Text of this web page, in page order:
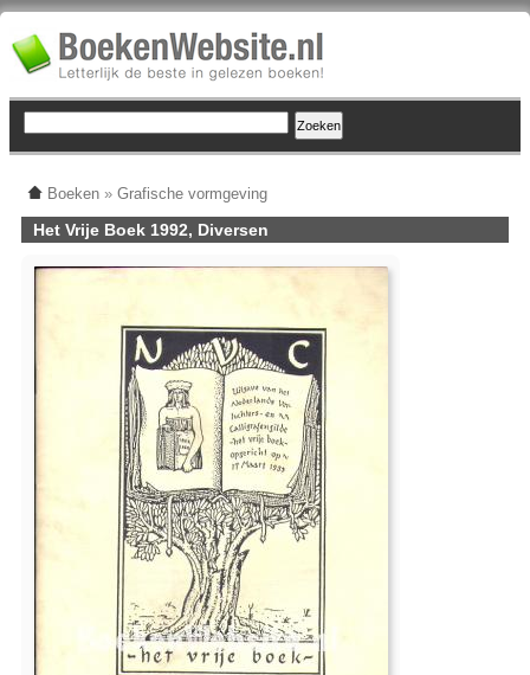
Boeken » Grafische vormgeving
Het Vrije Boek 1992, Diversen